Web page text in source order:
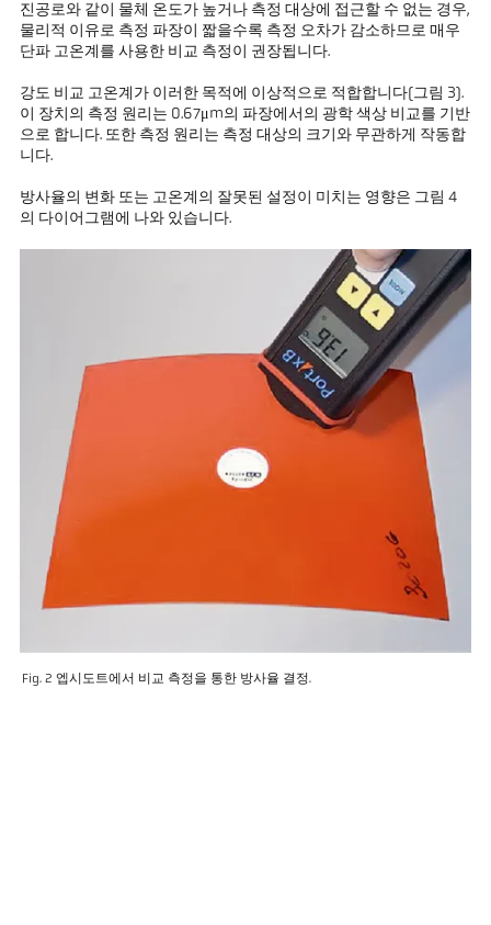
진공로와 같이 물체 온도가 높거나 측정 대상에 접근할 수 없는 경우,
물리적 이유로 측정 파장이 짧을수록 측정 오차가 감소하므로 매우
단파 고온계를 사용한 비교 측정이 권장됩니다.
강도 비교 고온계가 이러한 목적에 이상적으로 적합합니다(그림 3).
이 장치의 측정 원리는 0.67μm의 파장에서의 광학 색상 비교를 기반
으로 합니다. 또한 측정 원리는 측정 대상의 크기와 무관하게 작동합
니다.
방사율의 변화 또는 고온계의 잘못된 설정이 미치는 영향은 그림 4
의 다이어그램에 나와 있습니다.
Fig. 2 엡시도트에서 비교 측정을 통한 방사율 결정.